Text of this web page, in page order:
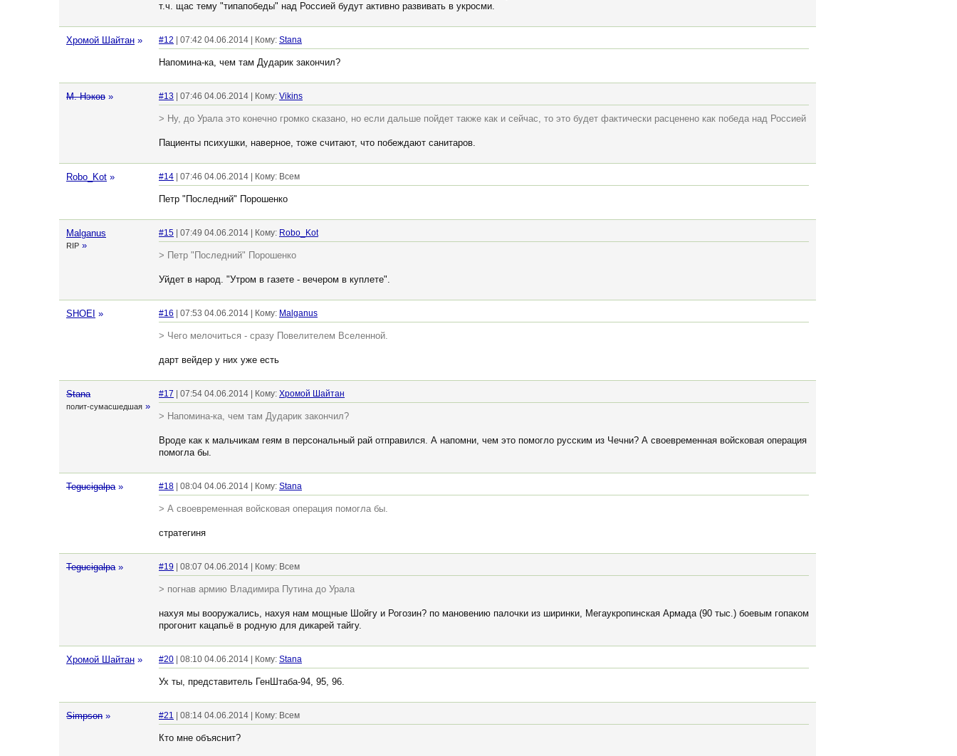
т.ч. щас тему "типапобеды" над Россией будут активно развивать в укросми.
Хромой Шайтан » #12 | 07:42 04.06.2014 | Кому: Stana
Напомина-ка, чем там Дударик закончил?
М. Нэков » #13 | 07:46 04.06.2014 | Кому: Vikins
> Ну, до Урала это конечно громко сказано, но если дальше пойдет также как и сейчас, то это будет фактически расценено как победа над Россией
Пациенты психушки, наверное, тоже считают, что побеждают санитаров.
Robo_Kot » #14 | 07:46 04.06.2014 | Кому: Всем
Петр "Последний" Порошенко
Malganus
RIP »
#15 | 07:49 04.06.2014 | Кому: Robo_Kot
> Петр "Последний" Порошенко
Уйдет в народ. "Утром в газете - вечером в куплете".
SHOEI » #16 | 07:53 04.06.2014 | Кому: Malganus
> Чего мелочиться - сразу Повелителем Вселенной.
дарт вейдер у них уже есть
Stana
полит-сумасшедшая »
#17 | 07:54 04.06.2014 | Кому: Хромой Шайтан
> Напомина-ка, чем там Дударик закончил?
Вроде как к мальчикам геям в персональный рай отправился. А напомни, чем это помогло русским из Чечни? А своевременная войсковая операция
помогла бы.
Tegucigalpa » #18 | 08:04 04.06.2014 | Кому: Stana
> А своевременная войсковая операция помогла бы.
стратегиня
Tegucigalpa » #19 | 08:07 04.06.2014 | Кому: Всем
> погнав армию Владимира Путина до Урала
нахуя мы вооружались, нахуя нам мощные Шойгу и Рогозин? по мановению палочки из ширинки, Мегаукропинская Армада (90 тыс.) боевым гопаком
прогонит кацапьё в родную для дикарей тайгу.
Хромой Шайтан » #20 | 08:10 04.06.2014 | Кому: Stana
Ух ты, представитель ГенШтаба-94, 95, 96.
Simpson » #21 | 08:14 04.06.2014 | Кому: Всем
Кто мне объяснит?